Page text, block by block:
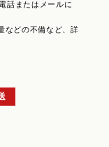
話またはメールに
などの不備など、詳